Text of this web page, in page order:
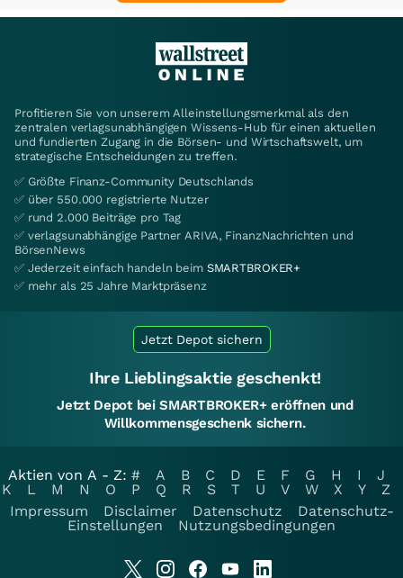
Profitieren Sie von unserem Alleinstellungsmerkmal als den
zentralen verlagsunabhängigen Wissens-Hub für einen aktuellen
und fundierten Zugang in die Börsen- und Wirtschaftswelt, um
strategische Entscheidungen zu treffen.
✅ Größte Finanz-Community Deutschlands
✅ über 550.000 registrierte Nutzer
✅ rund 2.000 Beiträge pro Tag
✅ verlagsunabhängige Partner ARIVA, FinanzNachrichten und
BörsenNews
✅ Jederzeit einfach handeln beim SMARTBROKER+
✅ mehr als 25 Jahre Marktpräsenz
Jetzt Depot sichern
Ihre Lieblingsaktie geschenkt!
Jetzt Depot bei SMARTBROKER+ eröffnen und
Willkommensgeschenk sichern.
Aktien von A - Z: # A B C D E F G H I
J
K
L M N O P Q R S T U V W X Y
Z
Impressum
Disclaimer Datenschutz
Datenschutz-
Einstellungen
Nutzungsbedingungen